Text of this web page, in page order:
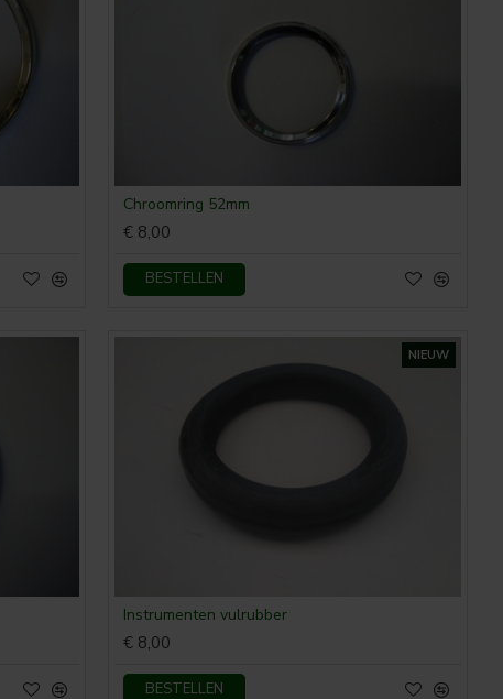
Chroomring 52mm
€ 8,00
BESTELLEN
NIEUW
Instrumenten vulrubber
€ 8,00
BESTELLEN